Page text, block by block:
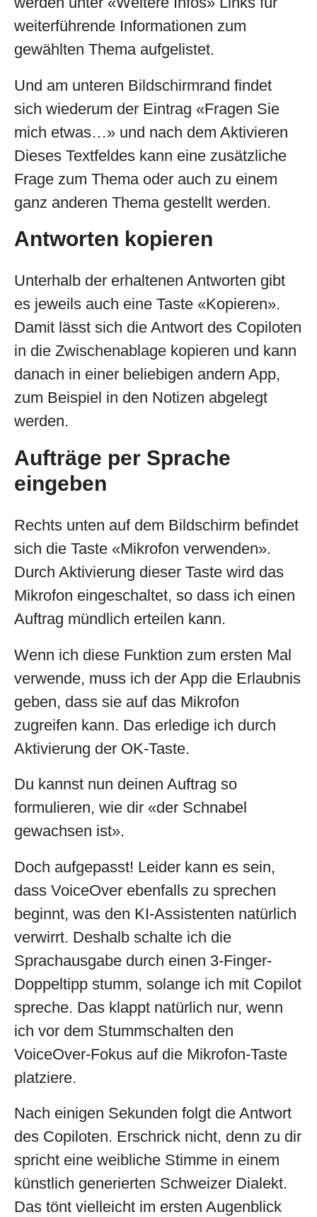
weiterführende Informationen zum
gewählten Thema aufgelistet.
Und am unteren Bildschirmrand findet
sich wiederum der Eintrag «Fragen Sie
mich etwas…» und nach dem Aktivieren
Dieses Textfeldes kann eine zusätzliche
Frage zum Thema oder auch zu einem
ganz anderen Thema gestellt werden.
Antworten kopieren
Unterhalb der erhaltenen Antworten gibt
es jeweils auch eine Taste «Kopieren».
Damit lässt sich die Antwort des Copiloten
in die Zwischenablage kopieren und kann
danach in einer beliebigen andern App,
zum Beispiel in den Notizen abgelegt
werden.
Aufträge per Sprache
eingeben
Rechts unten auf dem Bildschirm befindet
sich die Taste «Mikrofon verwenden».
Durch Aktivierung dieser Taste wird das
Mikrofon eingeschaltet, so dass ich einen
Auftrag mündlich erteilen kann.
Wenn ich diese Funktion zum ersten Mal
verwende, muss ich der App die Erlaubnis
geben, dass sie auf das Mikrofon
zugreifen kann. Das erledige ich durch
Aktivierung der OK-Taste.
Du kannst nun deinen Auftrag so
formulieren, wie dir «der Schnabel
gewachsen ist».
Doch aufgepasst! Leider kann es sein,
dass VoiceOver ebenfalls zu sprechen
beginnt, was den KI-Assistenten natürlich
verwirrt. Deshalb schalte ich die
Sprachausgabe durch einen 3-Finger-
Doppeltipp stumm, solange ich mit Copilot
spreche. Das klappt natürlich nur, wenn
ich vor dem Stummschalten den
VoiceOver-Fokus auf die Mikrofon-Taste
platziere.
Nach einigen Sekunden folgt die Antwort
des Copiloten. Erschrick nicht, denn zu dir
spricht eine weibliche Stimme in einem
künstlich generierten Schweizer Dialekt.
Das tönt vielleicht im ersten Augenblick